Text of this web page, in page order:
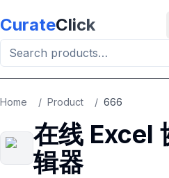
CurateClick
Home / Product / 666
在线 Excel
辑器